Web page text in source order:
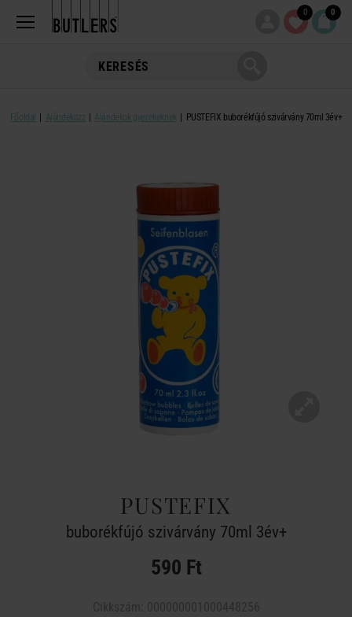
0 0
Főoldal Ajándékozz Ajándékok gyerekeknek PUSTEFIX buborékfújó szivárvány 70ml 3év+
PUSTEFIX
buborékfújó szivárvány 70ml 3év+
590 Ft